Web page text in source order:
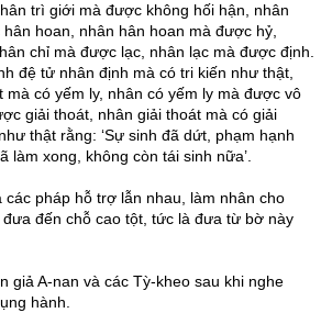
trì giới mà được không hối hận, nhân
hoan, nhân hân hoan mà được hỷ,
chỉ mà được lạc, nhân lạc mà được định.
đệ tử nhân định mà có tri kiến như thật,
mà có yếm ly, nhân có yếm ly mà được vô
giải thoát, nhân giải thoát mà có giải
thật rằng: ‘Sự sinh đã dứt, phạm hạnh
làm xong, không còn tái sinh nữa’.
các pháp hỗ trợ lẫn nhau, làm nhân cho
đến chỗ cao tột, tức là đưa từ bờ này
giả A-nan và các Tỳ-kheo sau khi nghe
hành.